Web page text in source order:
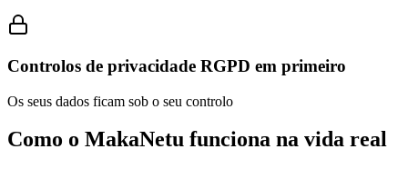
Controlos de privacidade RGPD em primeiro
Os seus dados ficam sob o seu controlo
Como o MakaNetu funciona na vida real